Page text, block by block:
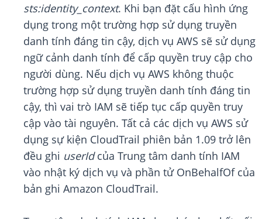
sts:identity_context. Khi bạn đặt cấu hình ứng
dụng trong một trường hợp sử dụng truyền
danh tính đáng tin cậy, dịch vụ AWS sẽ sử dụng
ngữ cảnh danh tính để cấp quyền truy cập cho
người dùng. Nếu dịch vụ AWS không thuộc
trường hợp sử dụng truyền danh tính đáng tin
cậy, thì vai trò IAM sẽ tiếp tục cấp quyền truy
cập vào tài nguyên. Tất cả các dịch vụ AWS sử
dụng sự kiện CloudTrail phiên bản 1.09 trở lên
đều ghi userIdcủa Trung tâm danh tính IAM
vào nhật ký dịch vụ và phần tử OnBehalfOf của
bản ghi Amazon CloudTrail.